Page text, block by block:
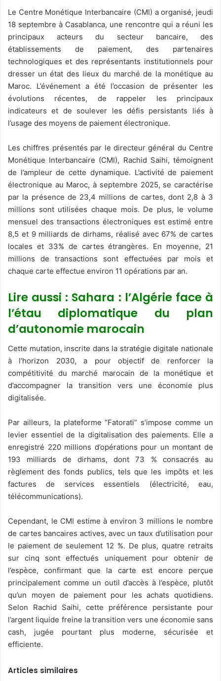
Le Centre Monétique Interbancaire (CMI) a organisé, jeudi
18 septembre à Casablanca, une rencontre qui a réuni les
principaux acteurs du secteur bancaire, des
établissements de paiement, des partenaires
technologiques et des représentants institutionnels pour
dresser un état des lieux du marché de la monétique au
Maroc. L’événement a été l’occasion de présenter les
évolutions récentes, de rappeler les principaux
indicateurs et de soulever les défis persistants liés à
l’usage des moyens de paiement électronique.
Les chiffres présentés par le directeur général du Centre
Monétique Interbancaire (CMI), Rachid Saihi, témoignent
de l’ampleur de cette dynamique. L’activité de paiement
électronique au Maroc, à septembre 2025, se caractérise
par la présence de 23,4 millions de cartes, dont 2,8 à 3
millions sont utilisées chaque mois. De plus, le volume
mensuel des transactions électroniques est estimé entre
8,5 et 9 milliards de dirhams, réalisé avec 67% de cartes
locales et 33% de cartes étrangères. En moyenne, 21
millions de transactions sont effectuées par mois et
chaque carte effectue environ 11 opérations par an.
Lire aussi : Sahara : l’Algérie face à
l’étau diplomatique du plan
d’autonomie marocain
Cette mutation, inscrite dans la stratégie digitale nationale
à l’horizon 2030, a pour objectif de renforcer la
compétitivité du marché marocain de la monétique et
d’accompagner la transition vers une économie plus
digitalisée.
Par ailleurs, la plateforme “Fatorati” s’impose comme un
levier essentiel de la digitalisation des paiements. Elle a
enregistré 220 millions d’opérations pour un montant de
193 milliards de dirhams, dont 73 % consacrés au
règlement des fonds publics, tels que les impôts et les
factures de services essentiels (électricité, eau,
télécommunications).
Cependant, le CMI estime à environ 3 millions le nombre
de cartes bancaires actives, avec un taux d’utilisation pour
le paiement de seulement 12 %. De plus, quatre retraits
sur cinq sont effectués uniquement pour obtenir de
l’espèce, confirmant que la carte est encore perçue
principalement comme un outil d’accès à l’espèce, plutôt
qu’un moyen de paiement pour les achats quotidiens.
Selon Rachid Saihi, cette préférence persistante pour
l’argent liquide freine la transition vers une économie sans
cash, jugée pourtant plus moderne, sécurisée et
efficiente.
Articles similaires